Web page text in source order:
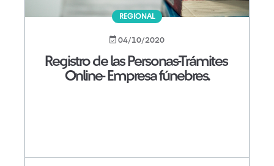
REGIONAL
04/10/2020
Registro de las Personas-Trámites
Online- Empresa fúnebres.